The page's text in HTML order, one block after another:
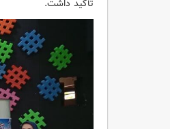
تأکید داشت.